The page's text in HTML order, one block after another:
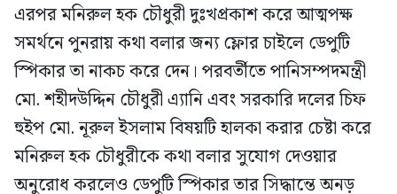
এরপর মনিরুল হক চৌধুরী দুঃখপ্রকাশ করে আত্মপক্ষ
সমর্থনে পুনরায় কথা বলার জন্য ফ্লোর চাইলে ডেপুটি
স্পিকার তা নাকচ করে দেন। পরবর্তীতে পানিসম্পদমন্ত্রী
মো. শহীদউদ্দিন চৌধুরী এ্যানি এবং সরকারি দলের চিফ
হুইপ মো. নূরুল ইসলাম বিষয়টি হালকা করার চেষ্টা করে
মনিরুল হক চৌধুরীকে কথা বলার সুযোগ দেওয়ার
অনুরোধ করলেও ডেপুটি স্পিকার তার সিদ্ধান্তে অনড়